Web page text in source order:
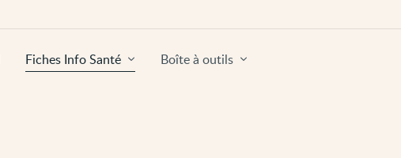
Fiches Info Santé Boîte à outils